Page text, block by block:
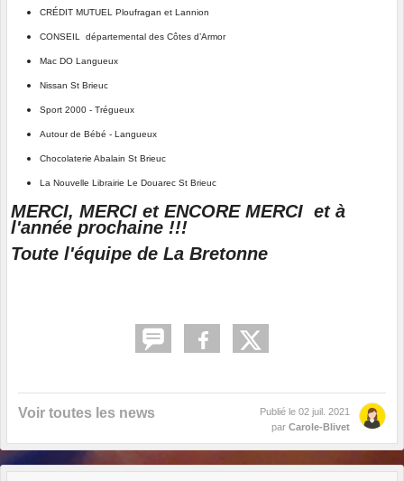
CRÉDIT MUTUEL Ploufragan et Lannion
CONSEIL départemental des Côtes d’Armor
Mac DO Langueux
Nissan St Brieuc
Sport 2000 - Trégueux
Autour de Bébé - Langueux
Chocolaterie Abalain St Brieuc
La Nouvelle Librairie Le Douarec St Brieuc
MERCI, MERCI et ENCORE MERCI et à
l'année prochaine !!!
Toute l'équipe de La Bretonne
Voir toutes les news Publié le 02 juil. 2021
par Carole-Blivet